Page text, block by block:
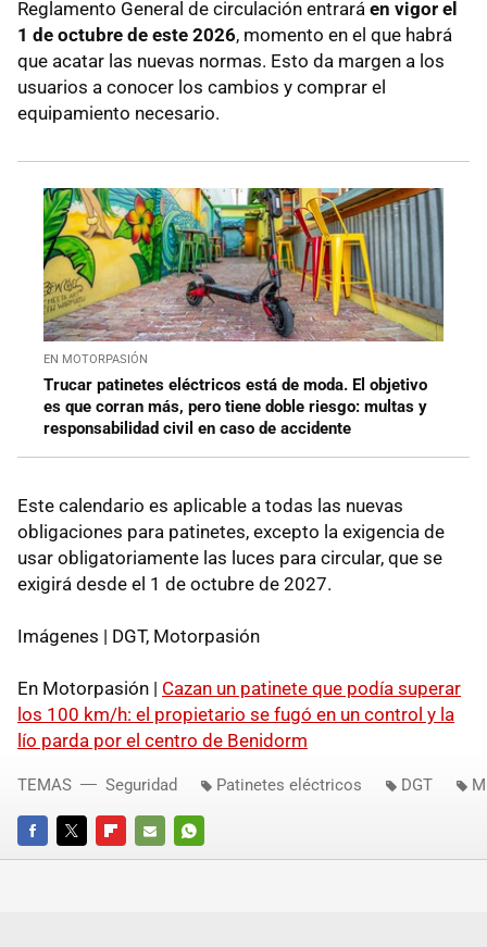
Reglamento General de circulación entrará en vigor el
1 de octubre de este 2026, momento en el que habrá
que acatar las nuevas normas. Esto da margen a los
usuarios a conocer los cambios y comprar el
equipamiento necesario.
EN MOTORPASIÓN
Trucar patinetes eléctricos está de moda. El objetivo
es que corran más, pero tiene doble riesgo: multas y
responsabilidad civil en caso de accidente
Este calendario es aplicable a todas las nuevas
obligaciones para patinetes, excepto la exigencia de
usar obligatoriamente las luces para circular, que se
exigirá desde el 1 de octubre de 2027.
Imágenes | DGT, Motorpasión
En Motorpasión | Cazan un patinete que podía superar
los 100 km/h: el propietario se fugó en un control y la
lío parda por el centro de Benidorm
FACEBOOKTWITTERFLIPBOARD
E-
WHATSAPP
TEMAS Seguridad Patinetes eléctricos DGT